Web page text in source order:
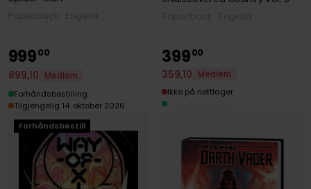
Forhåndsbestill
99900
899,10
Medlem
Forhåndsbestilling
Tilgjengelig 14. oktober 2026
39900
359,10
Medlem
Ikke på nettlager